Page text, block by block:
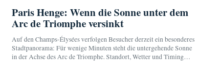
Paris Henge: Wenn die Sonne unter dem
Arc de Triomphe versinkt
Auf den Champs-Élysées verfolgen Besucher derzeit ein besonderes
Stadtpanorama: Für wenige Minuten steht die untergehende Sonne
in der Achse des Arc de Triomphe. Standort, Wetter und Timing